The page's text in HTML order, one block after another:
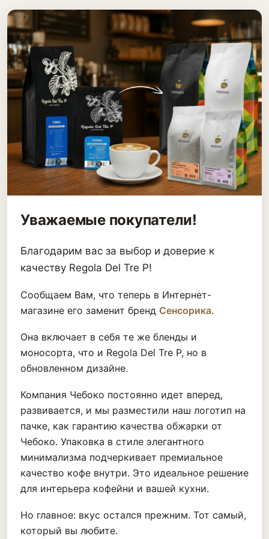
Уважаемые покупатели!
Благодарим вас за выбор и доверие к
качеству Regola Del Tre P!
Сообщаем Вам, что теперь в Интернет-
магазине его заменит бренд Сенсорика.
Она включает в себя те же бленды и
моносорта, что и Regola Del Tre P, но в
обновленном дизайне.
Компания Чебоко постоянно идет вперед,
развивается, и мы разместили наш логотип на
пачке, как гарантию качества обжарки от
Чебоко. Упаковка в стиле элегантного
минимализма подчеркивает премиальное
качество кофе внутри. Это идеальное решение
для интерьера кофейни и вашей кухни.
Но главное: вкус остался прежним. Тот самый,
который вы любите.